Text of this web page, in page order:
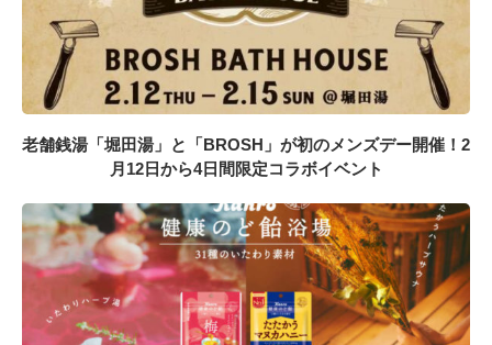
老舗銭湯「堀田湯」と「BROSH」が初のメンズデー開催！2
月12日から4日間限定コラボイベント